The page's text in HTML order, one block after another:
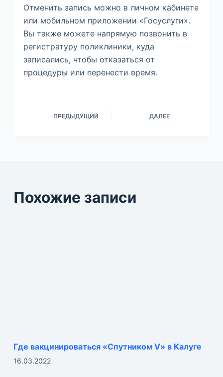
Отменить запись можно в личном кабинете
или мобильном приложении «Госуслуги».
Вы также можете напрямую позвонить в
регистратуру поликлиники, куда
записались, чтобы отказаться от
процедуры или перенести время.
ПРЕДЫДУЩИЙ ДАЛЕЕ
Похожие записи
Где вакцинироваться «Спутником V» в Калуге
16.03.2022